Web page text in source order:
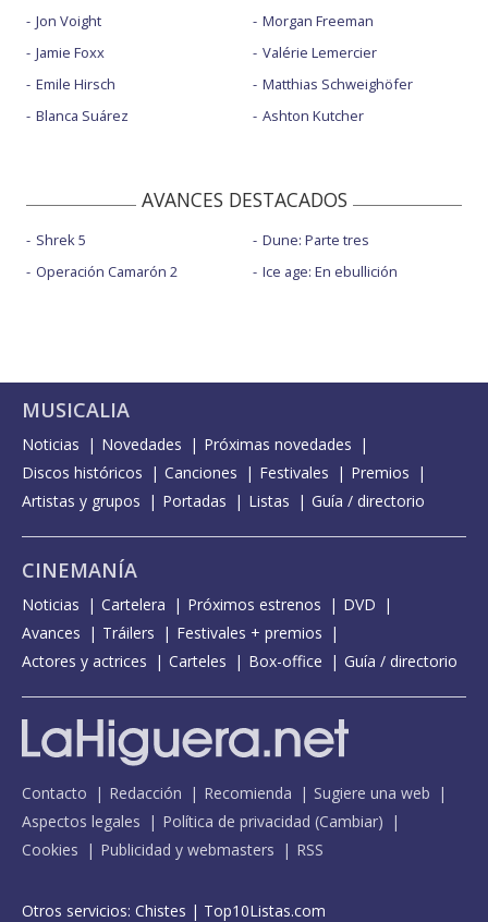
Jon Voight
Jamie Foxx
Emile Hirsch
Blanca Suárez
Morgan Freeman
Valérie Lemercier
Matthias Schweighöfer
Ashton Kutcher
AVANCES DESTACADOS
Shrek 5
Operación Camarón 2
Dune: Parte tres
Ice age: En ebullición
MUSICALIA
Noticias Novedades
Próximas novedades
Discos históricos
Canciones Festivales
Premios
Artistas y grupos
Portadas Listas Guía / directorio
CINEMANÍA
Noticias Cartelera Próximos estrenos
DVD
Avances
Tráilers
Festivales + premios
Actores y actrices
Carteles Box-office Guía / directorio
Contacto Redacción Recomienda
Sugiere una web
Aspectos legales
Política de privacidad (Cambiar)
Cookies
Publicidad y webmasters RSS
Otros servicios: Chistes | Top10Listas.com